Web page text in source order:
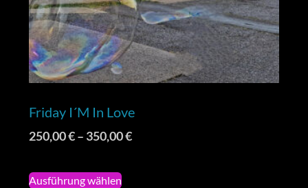
Friday I´m In Love
250,00€– 350,00€
Ausführung wählen